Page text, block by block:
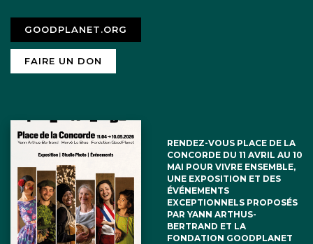
GOODPLANET.ORG
FAIRE UN DON
RENDEZ-VOUS PLACE DE LA
CONCORDE DU 11 AVRIL AU 10
MAI POUR VIVRE ENSEMBLE,
UNE EXPOSITION ET DES
ÉVÉNEMENTS
EXCEPTIONNELS PROPOSÉS
PAR YANN ARTHUS-
BERTRAND ET LA
FONDATION GOODPLANET